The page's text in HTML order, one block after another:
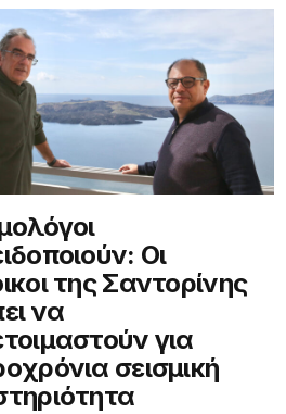
Οι
της Σαντορίνης
να
για
σεισμική